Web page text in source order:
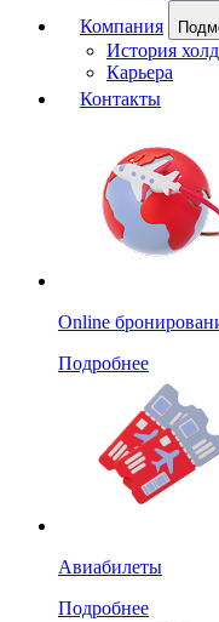
Компания
История
Карьера
Контакты
Online
Подробнее
Авиабилеты
Подробнее